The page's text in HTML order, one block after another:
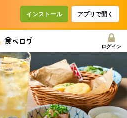
インストール アプリで開く
ログイン
スーパードライ エクストラコールドが